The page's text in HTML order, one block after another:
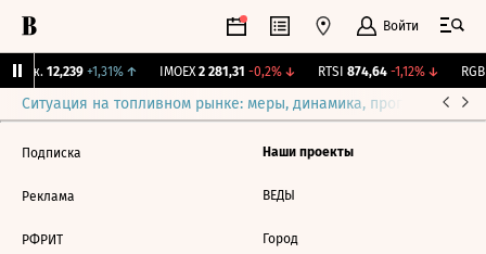
Войти
Бирж. 12,239 +1,31%↑ IMOEX 2 281,31 -0,2%↓ RTSI 874,64 -1,12%↓ RGBI
Ситуация на топливном рынке: меры, динамика, прогнозы
Подписка
Реклама
РФРИТ
Наши проекты
ВЕДЫ
Город